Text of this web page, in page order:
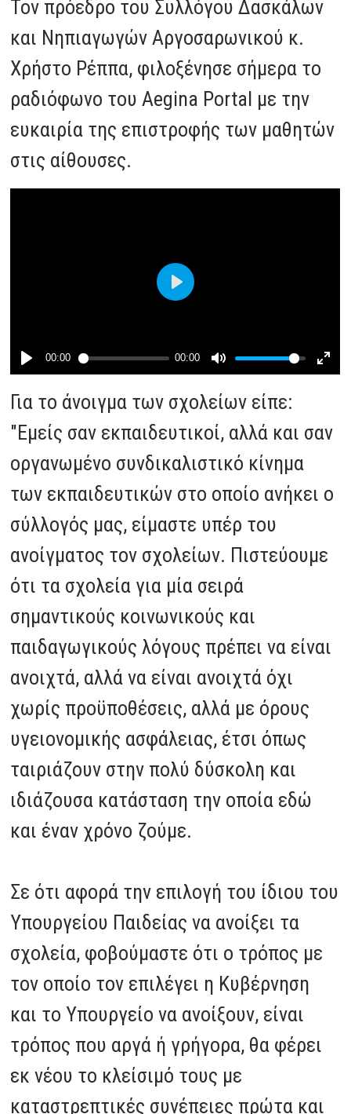
Τον πρόεδρο του Συλλόγου Δασκάλων
και Νηπιαγωγών Αργοσαρωνικού κ.
Χρήστο Ρέππα, φιλοξένησε σήμερα το
ραδιόφωνο του Aegina Portal με την
ευκαιρία της επιστροφής των μαθητών
στις αίθουσες.
Για το άνοιγμα των σχολείων είπε:
"Εμείς σαν εκπαιδευτικοί, αλλά και σαν
οργανωμένο συνδικαλιστικό κίνημα
των εκπαιδευτικών στο οποίο ανήκει ο
σύλλογός μας, είμαστε υπέρ του
ανοίγματος τον σχολείων. Πιστεύουμε
ότι τα σχολεία για μία σειρά
σημαντικούς κοινωνικούς και
παιδαγωγικούς λόγους πρέπει να είναι
ανοιχτά, αλλά να είναι ανοιχτά όχι
χωρίς προϋποθέσεις, αλλά με όρους
υγειονομικής ασφάλειας, έτσι όπως
ταιριάζουν στην πολύ δύσκολη και
ιδιάζουσα κατάσταση την οποία εδώ
και έναν χρόνο ζούμε.
Σε ότι αφορά την επιλογή του ίδιου του
Υπουργείου Παιδείας να ανοίξει τα
σχολεία, φοβούμαστε ότι ο τρόπος με
τον οποίο τον επιλέγει η Κυβέρνηση
και το Υπουργείο να ανοίξουν, είναι
τρόπος που αργά ή γρήγορα, θα φέρει
εκ νέου το κλείσιμό τους με
καταστρεπτικές συνέπειες πρώτα και